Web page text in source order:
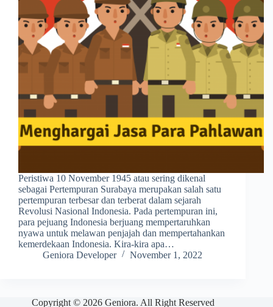
Peristiwa 10 November 1945 atau sering dikenal
sebagai Pertempuran Surabaya merupakan salah satu
pertempuran terbesar dan terberat dalam sejarah
Revolusi Nasional Indonesia. Pada pertempuran ini,
para pejuang Indonesia berjuang mempertaruhkan
nyawa untuk melawan penjajah dan mempertahankan
kemerdekaan Indonesia. Kira-kira apa…
Geniora Developer
November 1, 2022
Copyright © 2026 Geniora. All Right Reserved